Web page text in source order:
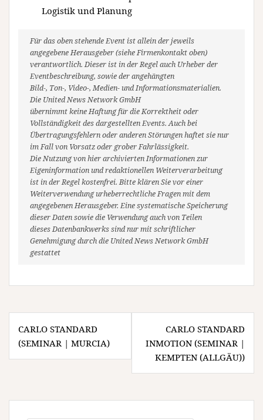
Logistik und Planung
Für das oben stehende Event ist allein der jeweils
angegebene Herausgeber (siehe Firmenkontakt oben)
verantwortlich. Dieser ist in der Regel auch Urheber der
Eventbeschreibung, sowie der angehängten
Bild-, Ton-, Video-, Medien- und Informationsmaterialien.
Die United News Network GmbH
übernimmt keine Haftung für die Korrektheit oder
Vollständigkeit des dargestellten Events. Auch bei
Übertragungsfehlern oder anderen Störungen haftet sie nur
im Fall von Vorsatz oder grober Fahrlässigkeit.
Die Nutzung von hier archivierten Informationen zur
Eigeninformation und redaktionellen Weiterverarbeitung
ist in der Regel kostenfrei. Bitte klären Sie vor einer
Weiterverwendung urheberrechtliche Fragen mit dem
angegebenen Herausgeber. Eine systematische Speicherung
dieser Daten sowie die Verwendung auch von Teilen
dieses Datenbankwerks sind nur mit schriftlicher
Genehmigung durch die United News Network GmbH
gestattet
Beitragsnavigation
CARLO STANDARD
(SEMINAR | MURCIA)
CARLO STANDARD
INMOTION (SEMINAR |
KEMPTEN (ALLGÄU))